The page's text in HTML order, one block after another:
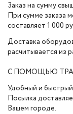
Заказ на сумму
При сумме заказа
составляет 1 000
Доставка
расчитывается из
С ПОМОЩЬЮ
Удобный и
Посылка
Вашем городе.